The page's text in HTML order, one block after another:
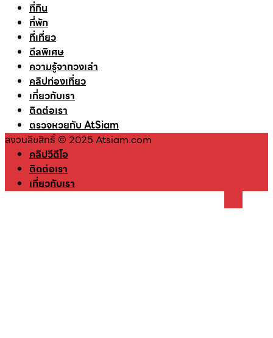
ที่กิน
ที่พัก
ที่เที่ยว
ดีลพิเศษ
ความรู้จากวงเล่า
คลิปท่องเที่ยว
เกี่ยวกับเรา
ติดต่อเรา
ตรวจหวยกับ AtSiam
สงวนลิขสิทธิ์ © 2025 Atsiam.com
คลิปวีดีโอ
ติดต่อเรา
เกี่ยวกับเรา